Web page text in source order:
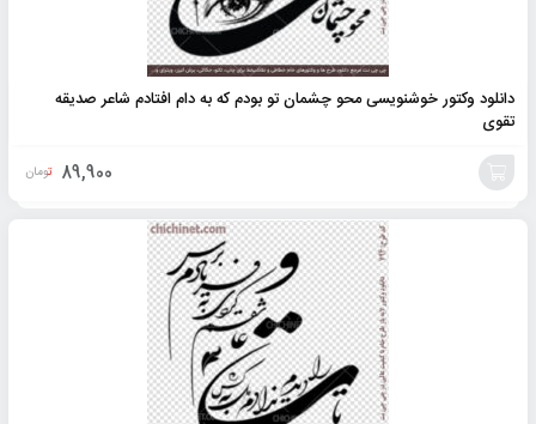
دانلود وکتور خوشنویسی محو چشمان تو بودم که به دام افتادم شاعر صدیقه
تقوی
89,900 تومان